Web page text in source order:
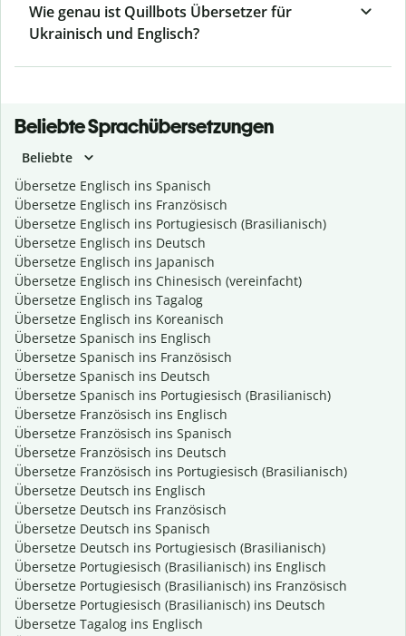
Wie genau ist Quillbots Übersetzer für
Ukrainisch und Englisch?
Beliebte Sprachübersetzungen
Beliebte
Übersetze Englisch ins Spanisch
Übersetze Englisch ins Französisch
Übersetze Englisch ins Portugiesisch (Brasilianisch)
Übersetze Englisch ins Deutsch
Übersetze Englisch ins Japanisch
Übersetze Englisch ins Chinesisch (vereinfacht)
Übersetze Englisch ins Tagalog
Übersetze Englisch ins Koreanisch
Übersetze Spanisch ins Englisch
Übersetze Spanisch ins Französisch
Übersetze Spanisch ins Deutsch
Übersetze Spanisch ins Portugiesisch (Brasilianisch)
Übersetze Französisch ins Englisch
Übersetze Französisch ins Spanisch
Übersetze Französisch ins Deutsch
Übersetze Französisch ins Portugiesisch (Brasilianisch)
Übersetze Deutsch ins Englisch
Übersetze Deutsch ins Französisch
Übersetze Deutsch ins Spanisch
Übersetze Deutsch ins Portugiesisch (Brasilianisch)
Übersetze Portugiesisch (Brasilianisch) ins Englisch
Übersetze Portugiesisch (Brasilianisch) ins Französisch
Übersetze Portugiesisch (Brasilianisch) ins Deutsch
Übersetze Tagalog ins Englisch